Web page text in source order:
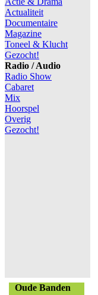
Actualiteit
Documentaire
Magazine
Toneel & Klucht
Gezocht!
Radio / Audio
Radio Show
Cabaret
Mix
Hoorspel
Overig
Gezocht!
Oude Banden